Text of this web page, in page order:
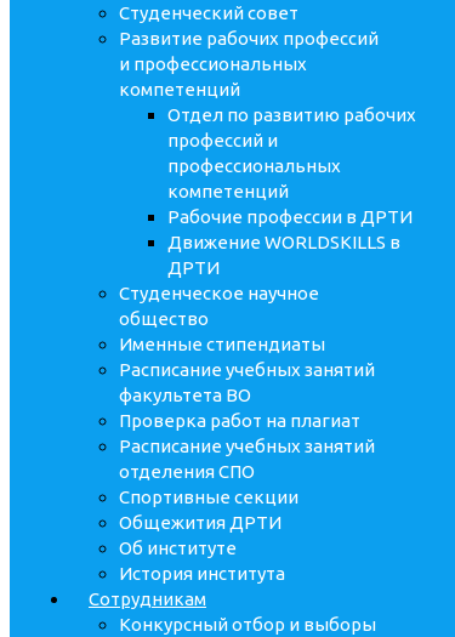
Студенческий совет
Развитие рабочих профессий
и профессиональных
компетенций
Отдел по развитию рабочих
профессий и
профессиональных
компетенций
Рабочие профессии в ДРТИ
Движение WORLDSKILLS в
ДРТИ
Студенческое научное
общество
Именные стипендиаты
Расписание учебных занятий
факультета ВО
Проверка работ на плагиат
Расписание учебных занятий
отделения СПО
Спортивные секции
Общежития ДРТИ
Об институте
История института
Сотрудникам
Конкурсный отбор и выборы